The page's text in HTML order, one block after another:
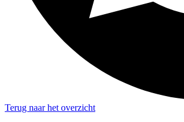
Terug naar het overzicht